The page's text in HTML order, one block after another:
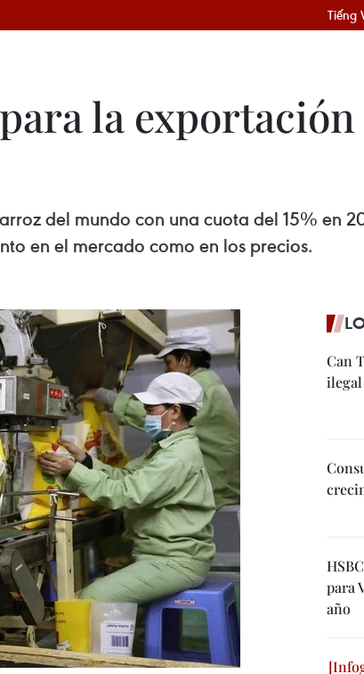
Tiếng
la
del mundo con una cuota del 15% en
en el mercado como en los precios.
Can
ilegal
para
año